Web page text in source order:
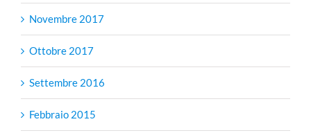
Novembre 2017
Ottobre 2017
Settembre 2016
Febbraio 2015